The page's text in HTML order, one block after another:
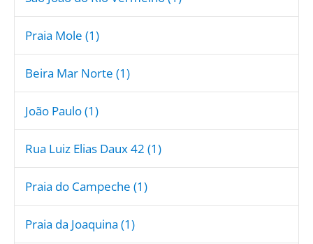
Praia Mole (1)
Beira Mar Norte (1)
João Paulo (1)
Rua Luiz Elias Daux 42 (1)
Praia do Campeche (1)
Praia da Joaquina (1)